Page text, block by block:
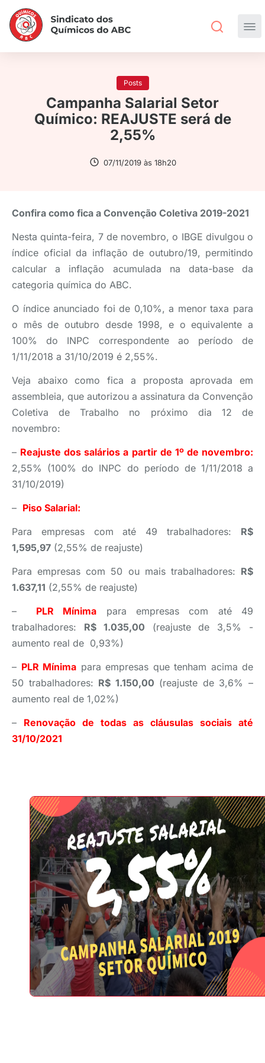
Posts
Campanha Salarial Setor
Químico: REAJUSTE será de
2,55%
07/11/2019 às 18h20
Confira como fica a Convenção Coletiva 2019-2021
Nesta quinta-feira, 7 de novembro, o IBGE divulgou o
índice oficial da inflação de outubro/19, permitindo
calcular a inflação acumulada na data-base da
categoria química do ABC.
O índice anunciado foi de 0,10%, a menor taxa para
o mês de outubro desde 1998, e o equivalente a
100% do INPC correspondente ao período de
1/11/2018 a 31/10/2019 é 2,55%.
Veja abaixo como fica a proposta aprovada em
assembleia, que autorizou a assinatura da Convenção
Coletiva de Trabalho no próximo dia 12 de
novembro:
– Reajuste dos salários a partir de 1º de novembro:
2,55% (100% do INPC do período de 1/11/2018 a
31/10/2019)
– Piso Salarial:
Para empresas com até 49 trabalhadores: R$
1,595,97 (2,55% de reajuste)
Para empresas com 50 ou mais trabalhadores: R$
1.637,11 (2,55% de reajuste)
– PLR Mínima para empresas com até 49
trabalhadores: R$ 1.035,00 (reajuste de 3,5% -
aumento real de 0,93%)
– PLR Mínima para empresas que tenham acima de
50 trabalhadores: R$ 1.150,00 (reajuste de 3,6% –
aumento real de 1,02%)
– Renovação de todas as cláusulas sociais até
31/10/2021